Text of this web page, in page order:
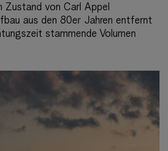
Zustand von Carl Appel
aus den 80er Jahren entfernt
stammende Volumen